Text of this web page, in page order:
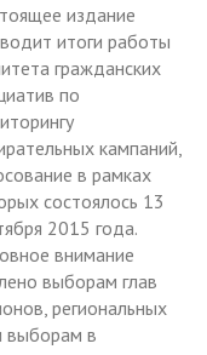
издание
итоги работы
гражданских
по
кампаний,
в рамках
состоялось 13
2015 года.
внимание
выборам глав
региональных
выборам в